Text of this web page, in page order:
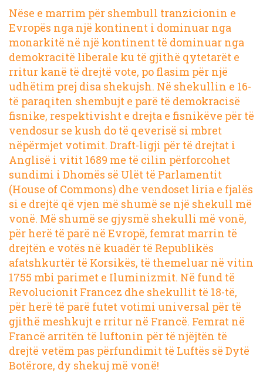
Nëse e marrim për shembull tranzicionin e
Evropës nga një kontinent i dominuar nga
monarkitë në një kontinent të dominuar nga
demokracitë liberale ku të gjithë qytetarët e
rritur kanë të drejtë vote, po flasim për një
udhëtim prej disa shekujsh. Në shekullin e 16-
të paraqiten shembujt e parë të demokracisë
fisnike, respektivisht e drejta e fisnikëve për të
vendosur se kush do të qeverisë si mbret
nëpërmjet votimit. Draft-ligji për të drejtat i
Anglisë i vitit 1689 me të cilin përforcohet
sundimi i Dhomës së Ulët të Parlamentit
(House of Commons) dhe vendoset liria e fjalës
si e drejtë që vjen më shumë se një shekull më
vonë. Më shumë se gjysmë shekulli më vonë,
për herë të parë në Evropë, femrat marrin të
drejtën e votës në kuadër të Republikës
afatshkurtër të Korsikës, të themeluar në vitin
1755 mbi parimet e Iluminizmit. Në fund të
Revolucionit Francez dhe shekullit të 18-të,
për herë të parë futet votimi universal për të
gjithë meshkujt e rritur në Francë. Femrat në
Francë arritën të luftonin për të njëjtën të
drejtë vetëm pas përfundimit të Luftës së Dytë
Botërore, dy shekuj më vonë!